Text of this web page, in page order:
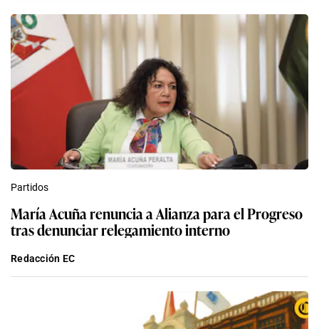
Partidos
María Acuña renuncia a Alianza para el Progreso
tras denunciar relegamiento interno
Redacción EC